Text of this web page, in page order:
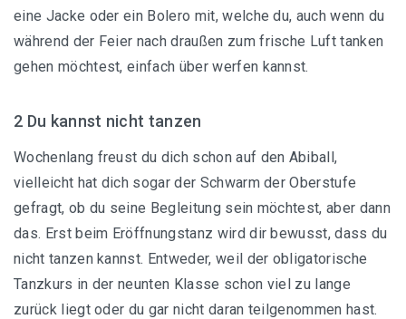
eine Jacke oder ein Bolero mit, welche du, auch wenn du
während der Feier nach draußen zum frische Luft tanken
gehen möchtest, einfach über werfen kannst.
2 Du kannst nicht tanzen
Wochenlang freust du dich schon auf den Abiball,
vielleicht hat dich sogar der Schwarm der Oberstufe
gefragt, ob du seine Begleitung sein möchtest, aber dann
das. Erst beim Eröffnungstanz wird dir bewusst, dass du
nicht tanzen kannst. Entweder, weil der obligatorische
Tanzkurs in der neunten Klasse schon viel zu lange
zurück liegt oder du gar nicht daran teilgenommen hast.